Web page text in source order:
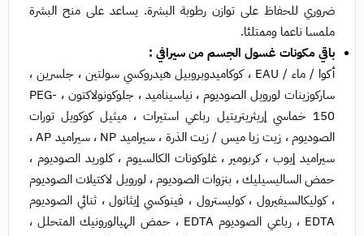
ضروري للحفاظ على توازن رطوبة البشرة. يساعد على منح البشرة
ملمسا ناعما وممتلئا.
باقي مكونات غسول الجسم من سيرافي :
أكوا / ماء / EAU ، كوكاميدوبروبيل هيدروكسي سولتين ، جلسرين ،
ساركوزينات لورويل الصوديوم ، نياسيناميد ، جلوكونولاكتون ، PEG-
150 خماسي إريثريتريتيل رباعي استيرات ، ميثيل كوكويل تورات
الصوديوم ، زيت زيا ميس / زيت الذرة ، سيراميد NP ، سيراميد AP ،
سيراميد إيوب ، كربومير ، غلوكونات الكالسيوم ، كلوريد الصوديوم ،
حمض الساليسيليك ، بنزوات الصوديوم ، لورويل لاكتيلات الصوديوم
، كوليكالسيفيرول ، كوليسترول ، فينوكسي إيثانول ، ثنائي الصوديوم
EDTA ، رباعي الصوديوم EDTA ، حمض الهيالورونيك المتحلل ،